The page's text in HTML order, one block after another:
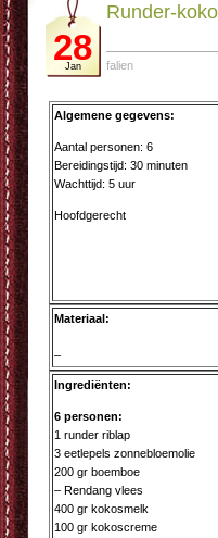
28
Jan
Runder-
falien
Algemene gegevens:
Aantal personen: 6
Bereidingstijd: 30 minuten
Wachttijd: 5 uur
Hoofdgerecht
Materiaal:
–
Ingrediënten:
6 personen:
1 runder riblap
3 eetlepels zonnebloemolie
200 gr boemboe
– Rendang vlees
400 gr kokosmelk
100 gr kokoscreme